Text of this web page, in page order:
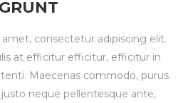
GRUNT
consectetur adipiscing elit.
at efficitur efficitur, efficitur in
Maecenas commodo, purus
neque pellentesque ante,